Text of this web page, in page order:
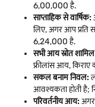
6,00,000 है.
साप्ताहिक से वार्षिक:
लिए, अगर आप प्रति
6,24,000 है.
सभी आय स्रोत
फ्रीलांस आय, किराए
सकल बनाम निवल:
आवश्यकता होती है;
परिवर्तनीय आय: